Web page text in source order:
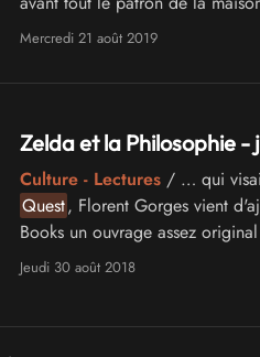
poursuit sous une autre …
Mercredi 21 août 2019
Zelda et la Philosophie -
Culture - Lectures/ … qui visait
Quest, Florent Gorges vient
Books un ouvrage assez
série The Legend of …
Jeudi 30 août 2018